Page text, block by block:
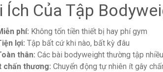
Ích Của Tập
phí: Không tốn tiền thiết bị hay phí gym
lợi: Tập bất cứ khi nào, bất kỳ đâu
thân: Các bài bodyweight thường tập
chấn thương: Chuyển động tự nhiên ít gây